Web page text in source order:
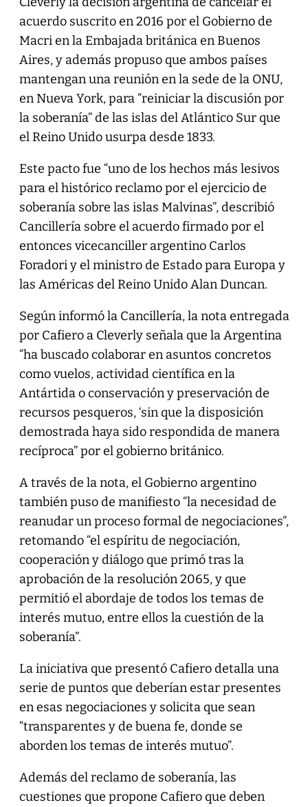
acuerdo suscrito en 2016 por el Gobierno de
Macri en la Embajada británica en Buenos
Aires, y además propuso que ambos países
mantengan una reunión en la sede de la ONU,
en Nueva York, para “reiniciar la discusión por
la soberanía” de las islas del Atlántico Sur que
el Reino Unido usurpa desde 1833.
Este pacto fue “uno de los hechos más lesivos
para el histórico reclamo por el ejercicio de
soberanía sobre las islas Malvinas”, describió
Cancillería sobre el acuerdo firmado por el
entonces vicecanciller argentino Carlos
Foradori y el ministro de Estado para Europa y
las Américas del Reino Unido Alan Duncan.
Según informó la Cancillería, la nota entregada
por Cafiero a Cleverly señala que la Argentina
“ha buscado colaborar en asuntos concretos
como vuelos, actividad científica en la
Antártida o conservación y preservación de
recursos pesqueros, ‘sin que la disposición
demostrada haya sido respondida de manera
recíproca” por el gobierno británico.
A través de la nota, el Gobierno argentino
también puso de manifiesto “la necesidad de
reanudar un proceso formal de negociaciones”,
retomando “el espíritu de negociación,
cooperación y diálogo que primó tras la
aprobación de la resolución 2065, y que
permitió el abordaje de todos los temas de
interés mutuo, entre ellos la cuestión de la
soberanía”.
La iniciativa que presentó Cafiero detalla una
serie de puntos que deberían estar presentes
en esas negociaciones y solicita que sean
“transparentes y de buena fe, donde se
aborden los temas de interés mutuo”.
Además del reclamo de soberanía, las
cuestiones que propone Cafiero que deben